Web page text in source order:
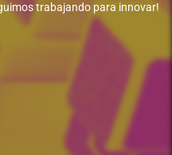
trabajando para innovar!